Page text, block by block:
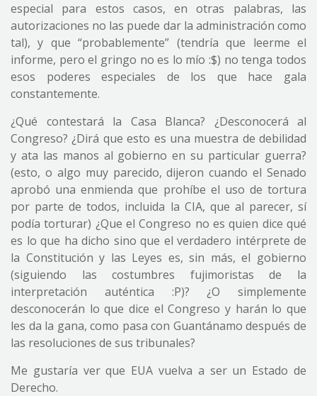
especial para estos casos, en otras palabras, las
autorizaciones no las puede dar la administración como
tal), y que “probablemente” (tendría que leerme el
informe, pero el gringo no es lo mío :$) no tenga todos
esos poderes especiales de los que hace gala
constantemente.
¿Qué contestará la Casa Blanca? ¿Desconocerá al
Congreso? ¿Dirá que esto es una muestra de debilidad
y ata las manos al gobierno en su particular guerra?
(esto, o algo muy parecido, dijeron cuando el Senado
aprobó una enmienda que prohíbe el uso de tortura
por parte de todos, incluida la CIA, que al parecer, sí
podía torturar) ¿Que el Congreso no es quien dice qué
es lo que ha dicho sino que el verdadero intérprete de
la Constitución y las Leyes es, sin más, el gobierno
(siguiendo las costumbres fujimoristas de la
interpretación auténtica :P)? ¿O simplemente
desconocerán lo que dice el Congreso y harán lo que
les da la gana, como pasa con Guantánamo después de
las resoluciones de sus tribunales?
Me gustaría ver que EUA vuelva a ser un Estado de
Derecho.